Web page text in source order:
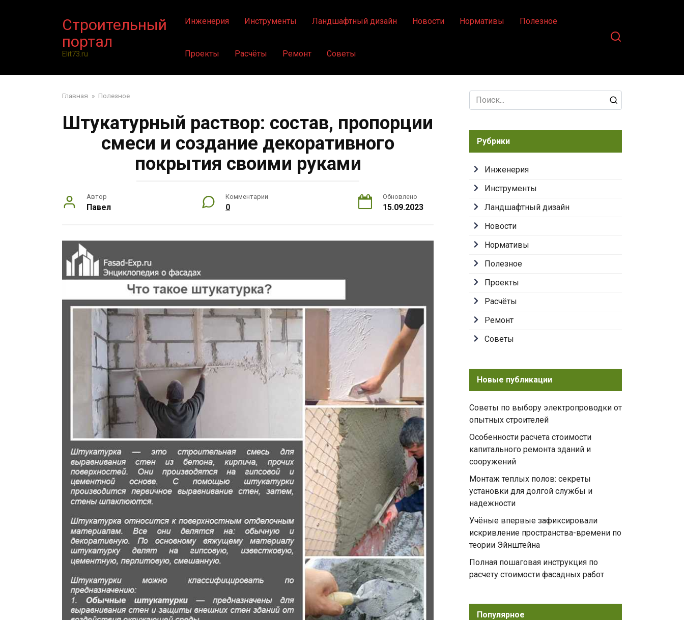
Строительный
портал
Elit73.ru
Инженерия Инструменты Ландшафтный дизайн Новости Нормативы Полезное
Проекты Расчёты Ремонт Советы
Главная » Полезное
Штукатурный раствор: состав, пропорции
смеси и создание декоративного
покрытия своими руками
Автор
Павел
Комментарии
0
Обновлено
15.09.2023
Search
for:
Рубрики
Инженерия
Инструменты
Ландшафтный дизайн
Новости
Нормативы
Полезное
Проекты
Расчёты
Ремонт
Советы
Новые публикации
Советы по выбору электропроводки от
опытных строителей
Особенности расчета стоимости
капитального ремонта зданий и
сооружений
Монтаж теплых полов: секреты
установки для долгой службы и
надежности
Учёные впервые зафиксировали
искривление пространства-времени по
теории Эйнштейна
Полная пошаговая инструкция по
расчету стоимости фасадных работ
Популярное